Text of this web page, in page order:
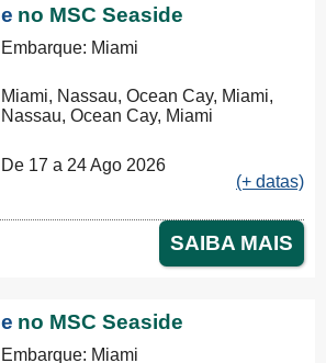
no MSC Seaside
Embarque: Miami
Miami, Nassau, Ocean Cay, Miami,
Nassau, Ocean Cay, Miami
De 17 a 24 Ago 2026
(+ datas)
SAIBA MAIS
no MSC Seaside
Embarque: Miami